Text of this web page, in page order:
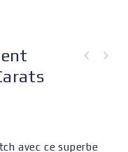
avec ce superbe